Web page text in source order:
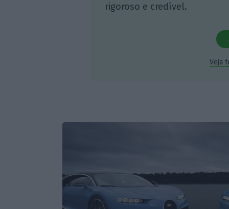
rigoroso e credível.
Veja